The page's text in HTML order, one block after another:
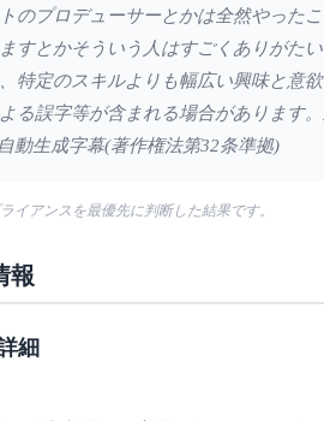
のプロデューサーとかは全然やった
すとかそういう人はすごくありがた
特定のスキルよりも幅広い興味と意
る誤字等が含まれる場合があります
動生成字幕(著作権法第32条準拠)
イアンスを最優先に判断した結果です。
報
細